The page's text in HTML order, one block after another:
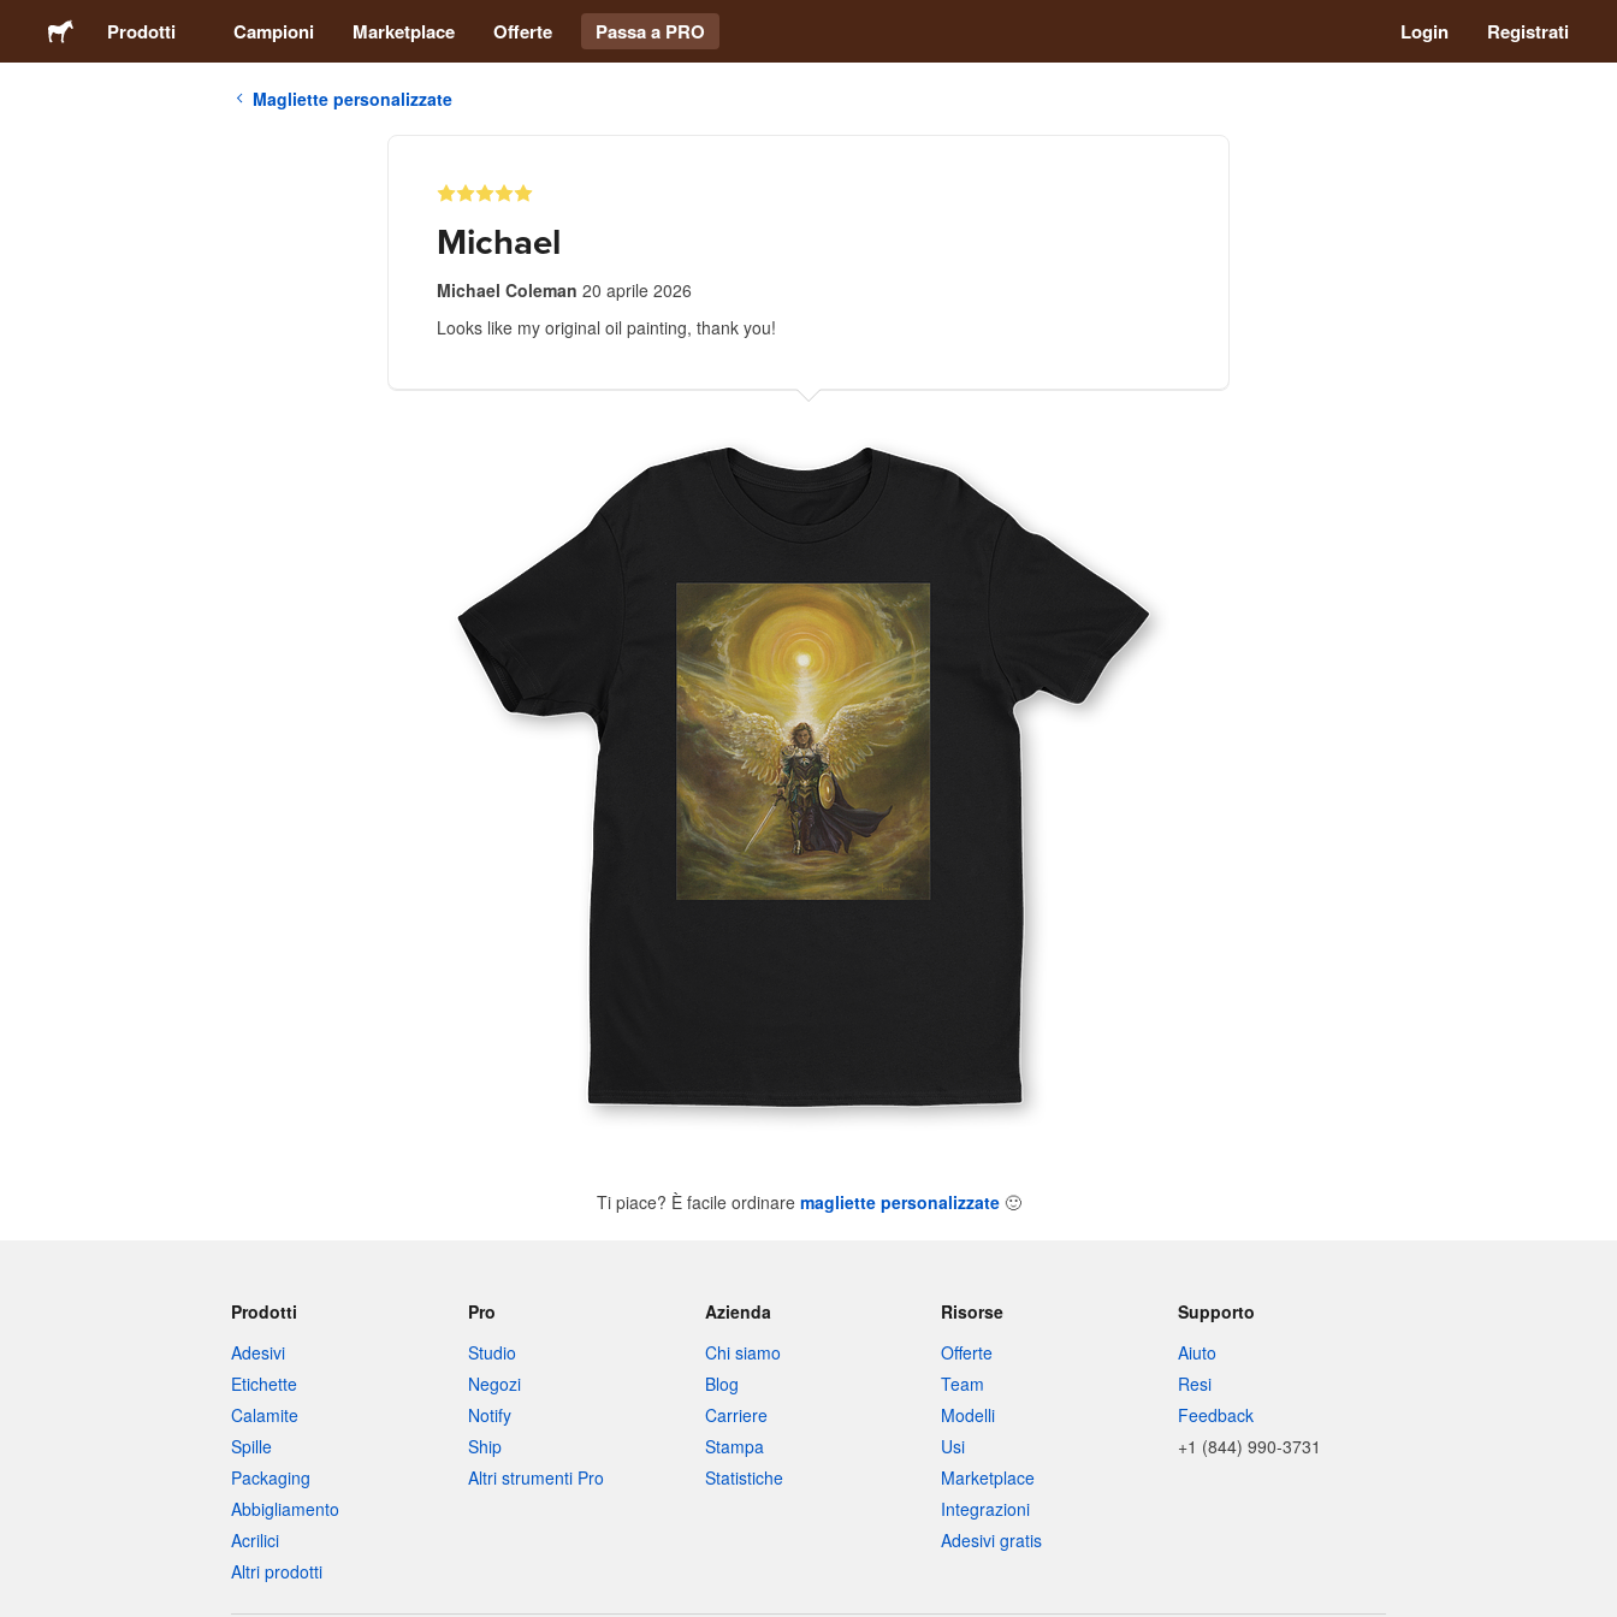
Prodotti Campioni Marketplace Offerte Passa a PRO Login Registrati
Magliette personalizzate
Michael
Michael Coleman 20 aprile 2026
Looks like my original oil painting, thank you!
Ti piace? È facile ordinare magliette personalizzate 🙂
Prodotti
Adesivi
Etichette
Calamite
Spille
Packaging
Abbigliamento
Acrilici
Altri prodotti
Pro
Studio
Negozi
Notify
Ship
Altri strumenti Pro
Azienda
Chi siamo
Blog
Carriere
Stampa
Statistiche
Risorse
Offerte
Team
Modelli
Usi
Marketplace
Integrazioni
Adesivi gratis
Supporto
Aiuto
Resi
Feedback
+1 (844) 990-3731